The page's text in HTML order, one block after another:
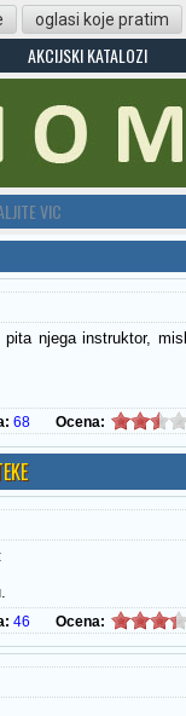
oglasi koje pratim
AKCIJSKI KATALOZI
VIC
njega instruktor,
68 Ocena:
46 Ocena: